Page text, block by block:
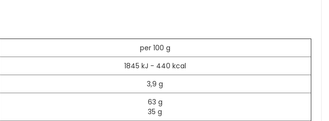
per 100 g
1845 kJ - 440 kcal
3,9 g
63 g
35 g